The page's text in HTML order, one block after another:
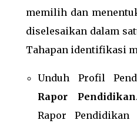
memilih dan
diselesaikan dalam
Tahapan identifikasi
Unduh Profil
Rapor Pendidikan
Rapor